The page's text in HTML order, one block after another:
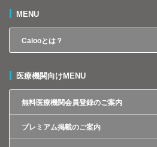
MENU
Calooとは？
医療機関向けMENU
無料医療機関会員登録のご案内
プレミアム掲載のご案内